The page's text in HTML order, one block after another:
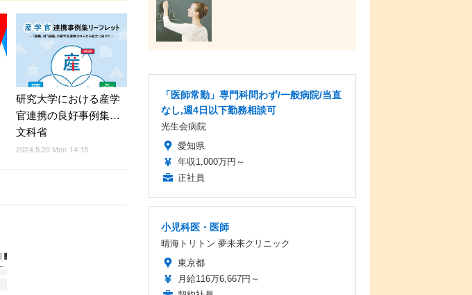
研究大学における産学
官連携の良好事例集…
文科省
2024.5.20 Mon 14:15
「医師常勤」専門科問わず/一般病院/当直
なし,週4日以下勤務相談可
光生会病院
愛知県
年収1,000万円～
正社員
小児科医・医師
晴海トリトン 夢未来クリニック
東京都
月給116万6,667円～